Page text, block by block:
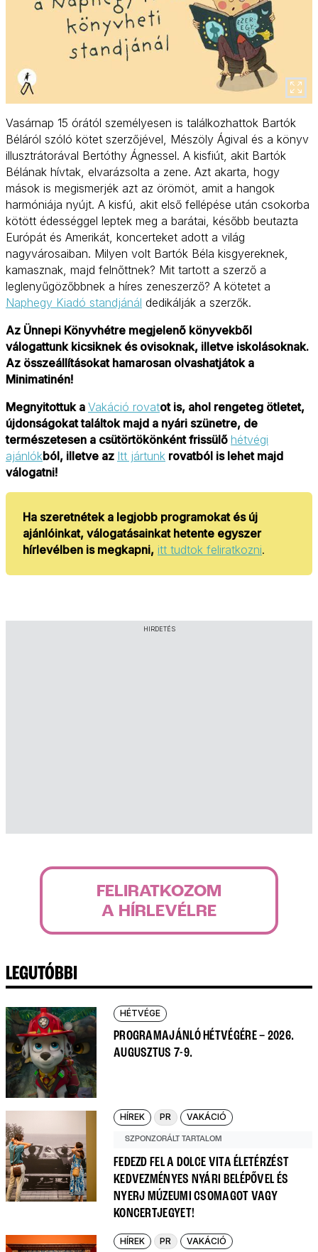
Vasárnap 15 órától személyesen is találkozhattok Bartók
Béláról szóló kötet szerzőjével, Mészöly Ágival és a könyv
illusztrátorával Bertóthy Ágnessel. A kisfiút, akit Bartók
Bélának hívtak, elvarázsolta a zene. Azt akarta, hogy
mások is megismerjék azt az örömöt, amit a hangok
harmóniája nyújt. A kisfú, akit első fellépése után csokorba
kötött édességgel leptek meg a barátai, később beutazta
Európát és Amerikát, koncerteket adott a világ
nagyvárosaiban. Milyen volt Bartók Béla kisgyereknek,
kamasznak, majd felnőttnek? Mit tartott a szerző a
leglenyűgözőbbnek a híres zeneszerző? A kötetet a
Naphegy Kiadó standjánál dedikálják a szerzők.
Az Ünnepi Könyvhétre megjelenő könyvekből
válogattunk kicsiknek és ovisoknak, illetve iskolásoknak.
Az összeállításokat hamarosan olvashatjátok a
Minimatinén!
Megnyitottuk a Vakáció rovatot is, ahol rengeteg ötletet,
újdonságokat találtok majd a nyári szünetre, de
természetesen a csütörtökönként frissülő hétvégi
ajánlókból, illetve az Itt jártunk rovatból is lehet majd
válogatni!
Ha szeretnétek a legjobb programokat és új
ajánlóinkat, válogatásainkat hetente egyszer
hírlevélben is megkapni, itt tudtok feliratkozni.
HIRDETÉS
FELIRATKOZOM
A HÍRLEVÉLRE
LEGUTÓBBI
HÉTVÉGE
PROGRAMAJÁNLÓ HÉTVÉGÉRE – 2026.
AUGUSZTUS 7-9.
HÍREK PR VAKÁCIÓ
SZPONZORÁLT TARTALOM
FEDEZD FEL A DOLCE VITA ÉLETÉRZÉST
KEDVEZMÉNYES NYÁRI BELÉPŐVEL ÉS
NYERJ MÚZEUMI CSOMAGOT VAGY
KONCERTJEGYET!
HÍREK PR VAKÁCIÓ